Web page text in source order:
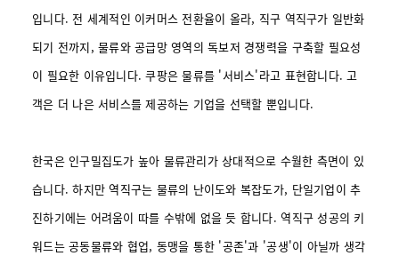
입니다. 전 세계적인 이커머스 전환율이 올라, 직구 역직구가 일반화
되기 전까지, 물류와 공급망 영역의 독보저 경쟁력을 구축할 필요성
이 필요한 이유입니다. 쿠팡은 물류를 '서비스'라고 표현합니다. 고
객은 더 나은 서비스를 제공하는 기업을 선택할 뿐입니다.
한국은 인구밀집도가 높아 물류관리가 상대적으로 수월한 측면이 있
습니다. 하지만 역직구는 물류의 난이도와 복잡도가, 단일기업이 추
진하기에는 어려움이 따를 수밖에 없을 듯 합니다. 역직구 성공의 키
워드는 공동물류와 협업, 동맹을 통한 '공존'과 '공생'이 아닐까 생각